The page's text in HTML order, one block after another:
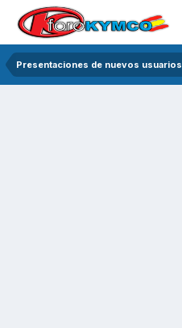
Presentaciones de nuevos usuarios